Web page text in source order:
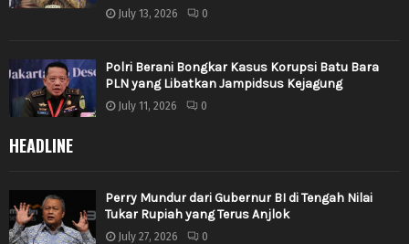
July 13, 2026 0
Polri Berani Bongkar Kasus Korupsi Batu Bara
PLN yang Libatkan Jampidsus Kejagung
July 11, 2026 0
HEADLINE
Perry Mundur dari Gubernur BI di Tengah Nilai
Tukar Rupiah yang Terus Anjlok
July 27, 2026 0